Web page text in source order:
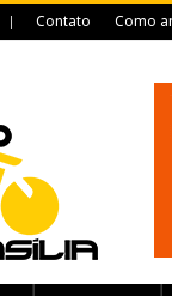
Contato Como